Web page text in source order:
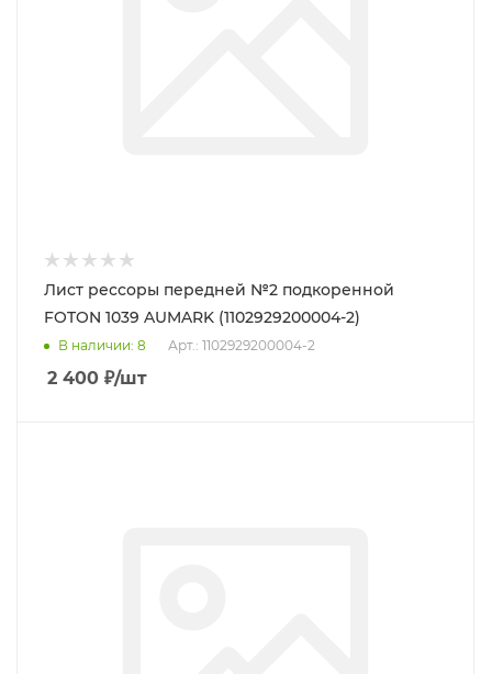
Лист рессоры передней №2 подкоренной
FOTON 1039 AUMARK (1102929200004-2)
В наличии: 8 Арт.: 1102929200004-2
2 400 ₽/шт